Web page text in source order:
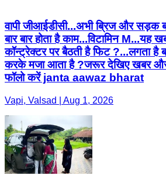
वापी जीआईडीसी...अभी ब्रिज और सड़क
बार बार होता है काम...विटामिन M...यह
कॉन्ट्रेक्टर पर बैठती है फिट ?...लगता है
करके मजा आता है ?जरूर देखिए खबर
फॉलो करें janta aawaz bharat
Vapi, Valsad | Aug 1, 2026